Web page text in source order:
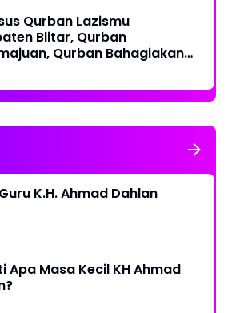
Qurban Lazismu
Blitar, Qurban
Qurban Bahagiakan
K.H. Ahmad Dahlan
Apa Masa Kecil KH Ahmad